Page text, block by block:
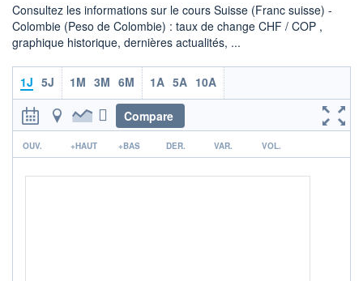
13h05
3 920
OUVERTURE
3 943,4659
CLÔTURE VEILLE
3 949,1818 3 894,0160
COTATION SPÉCIFIQUE
Consultez les informations sur le cours Suisse (Franc suisse) -
Colombie (Peso de Colombie) : taux de change CHF / COP ,
graphique historique, dernières actualités, ...
1J 5J 1M 3M 6M 1A 5A 10A
Compare
r
OUV. +HAUT +BAS DER. VAR. VOL.